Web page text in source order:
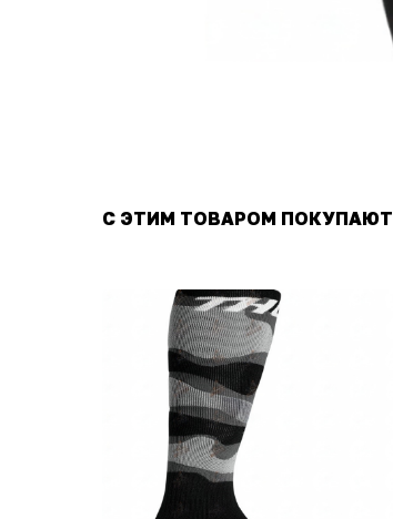
С ЭТИМ ТОВАРОМ ПОКУПАЮТ